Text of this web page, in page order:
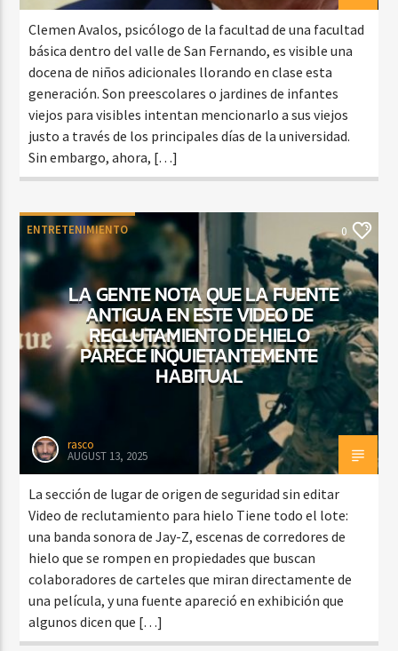
Clemen Avalos, psicólogo de la facultad de una facultad
básica dentro del valle de San Fernando, es visible una
docena de niños adicionales llorando en clase esta
generación. Son preescolares o jardines de infantes
viejos para visibles intentan mencionarlo a sus viejos
justo a través de los principales días de la universidad.
Sin embargo, ahora, […]
ENTRETENIMIENTO 0
LA GENTE NOTA QUE LA FUENTE
ANTIGUA EN ESTE VIDEO DE
RECLUTAMIENTO DE HIELO
PARECE INQUIETANTEMENTE
HABITUAL
rasco
AUGUST 13, 2025
La sección de lugar de origen de seguridad sin editar
Video de reclutamiento para hielo Tiene todo el lote:
una banda sonora de Jay-Z, escenas de corredores de
hielo que se rompen en propiedades que buscan
colaboradores de carteles que miran directamente de
una película, y una fuente apareció en exhibición que
algunos dicen que […]